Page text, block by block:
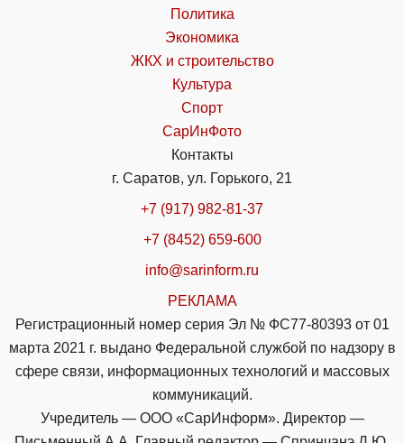
Политика
Экономика
ЖКХ и строительство
Культура
Спорт
СарИнФото
Контакты
г. Саратов, ул. Горького, 21
+7 (917) 982-81-37
+7 (8452) 659-600
info@sarinform.ru
РЕКЛАМА
Регистрационный номер серия Эл № ФС77-80393 от 01
марта 2021 г. выдано Федеральной службой по надзору в
сфере связи, информационных технологий и массовых
коммуникаций.
Учредитель — ООО «СарИнформ». Директор —